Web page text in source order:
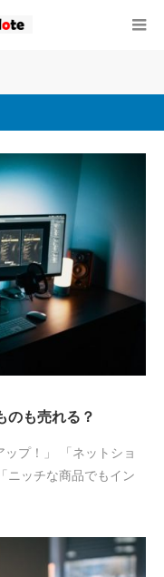
のも売れる？
ップ！」 「ネットショ
ニッチな商品でもイン